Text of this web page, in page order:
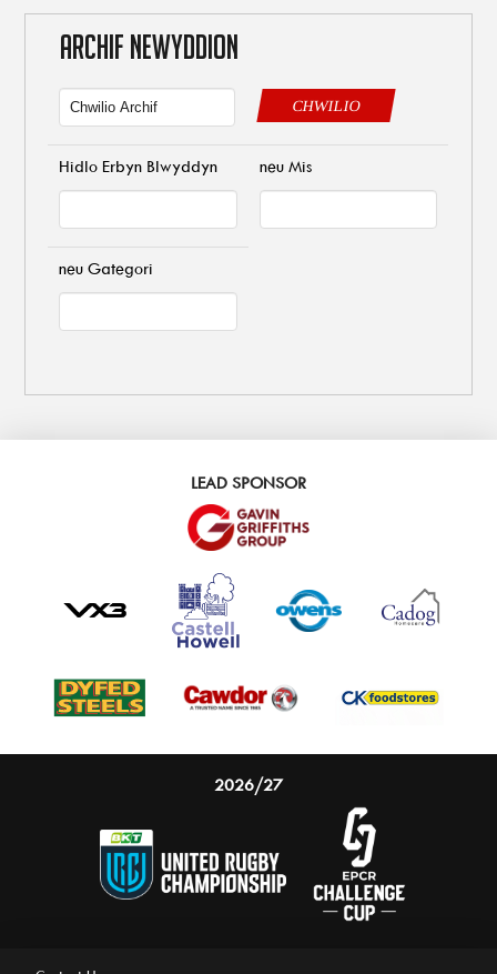
ARCHIF NEWYDDION
CHWILIO
Hidlo Erbyn Blwyddyn neu Mis
neu Gategori
LEAD SPONSOR
2026/27